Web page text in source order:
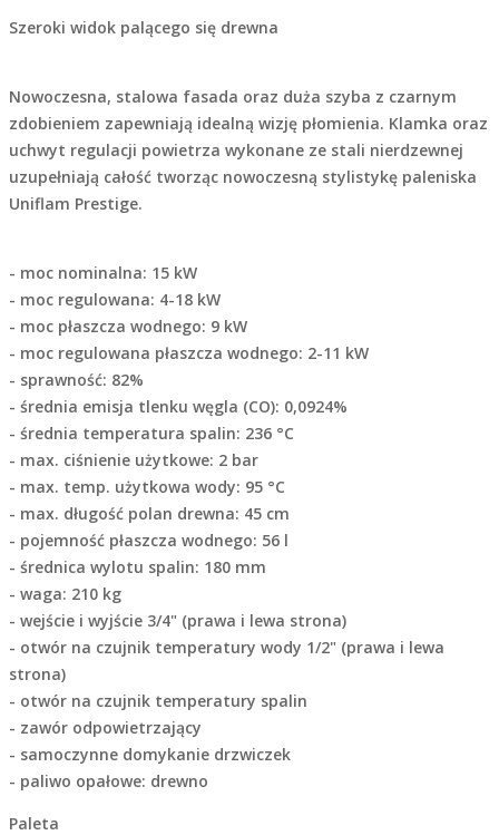
Szeroki widok palącego się drewna
Nowoczesna, stalowa fasada oraz duża szyba z czarnym
zdobieniem zapewniają idealną wizję płomienia. Klamka oraz
uchwyt regulacji powietrza wykonane ze stali nierdzewnej
uzupełniają całość tworząc nowoczesną stylistykę paleniska
Uniflam Prestige.
- moc nominalna: 15 kW
- moc regulowana: 4-18 kW
- moc płaszcza wodnego: 9 kW
- moc regulowana płaszcza wodnego: 2-11 kW
- sprawność: 82%
- średnia emisja tlenku węgla (CO): 0,0924%
- średnia temperatura spalin: 236 °C
- max. ciśnienie użytkowe: 2 bar
- max. temp. użytkowa wody: 95 °C
- max. długość polan drewna: 45 cm
- pojemność płaszcza wodnego: 56 l
- średnica wylotu spalin: 180 mm
- waga: 210 kg
- wejście i wyjście 3/4" (prawa i lewa strona)
- otwór na czujnik temperatury wody 1/2" (prawa i lewa
strona)
- otwór na czujnik temperatury spalin
- zawór odpowietrzający
- samoczynne domykanie drzwiczek
- paliwo opałowe: drewno
Paleta